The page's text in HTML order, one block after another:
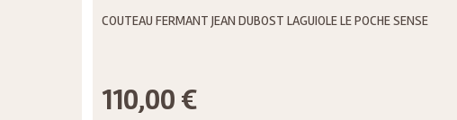
COUTEAU FERMANT JEAN DUBOST LAGUIOLE LE POCHE SENSE
110,00 €